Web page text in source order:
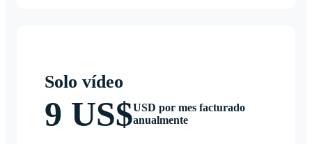
Solo vídeo
9 US$USD por mes facturado
anualmente